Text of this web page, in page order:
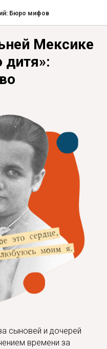
Бюро мифов
Мексике
дитя»:
сыновей и дочерей
времени за